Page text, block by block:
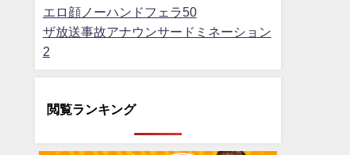
エロ顔ノーハンドフェラ50
ザ放送事故アナウンサードミネーション
2
閲覧ランキング